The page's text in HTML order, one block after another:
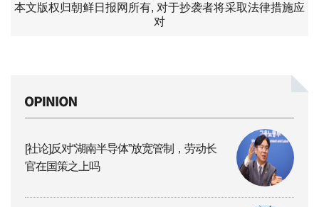
本文版权归朝鲜日报网所有, 对于抄袭者将采取法律措施应
对
[社论]反对“湖南半导体”放宽管制，劳动长
官在国策之上吗